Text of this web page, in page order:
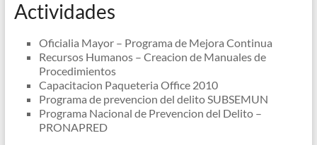
Actividades
Oficialia Mayor – Programa de Mejora Continua
Recursos Humanos – Creacion de Manuales de
Procedimientos
Capacitacion Paqueteria Office 2010
Programa de prevencion del delito SUBSEMUN
Programa Nacional de Prevencion del Delito –
PRONAPRED